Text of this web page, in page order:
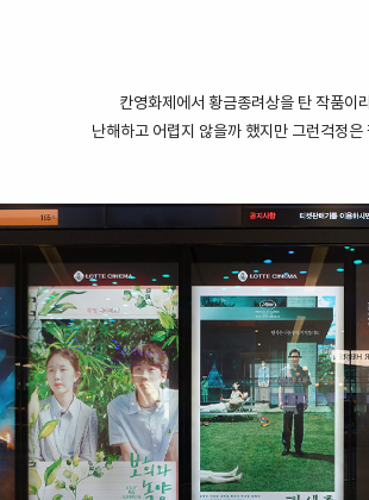
칸영화제에서 황금종려상을 탄 작품이
난해하고 어렵지 않을까 했지만 그런걱정은